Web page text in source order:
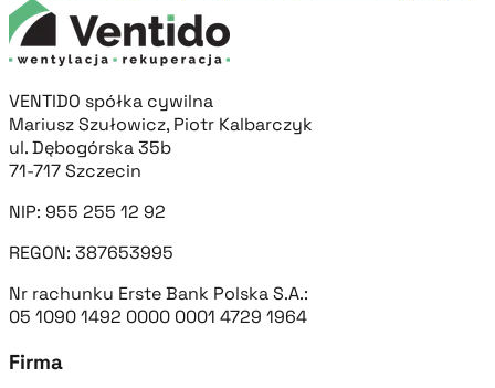
VENTIDO spółka cywilna
Mariusz Szułowicz, Piotr Kalbarczyk
ul. Dębogórska 35b
71-717 Szczecin
NIP: 955 255 12 92
REGON: 387653995
Nr rachunku Erste Bank Polska S.A.:
05 1090 1492 0000 0001 4729 1964
Firma